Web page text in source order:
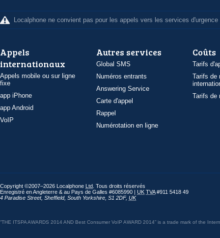
Localphone ne convient pas pour les appels vers les services d'urgence
Appels
internationaux
Appels mobile ou sur ligne
fixe
app iPhone
app Android
VoIP
Autres services
Global SMS
Numéros entrants
Answering Service
Carte d'appel
Rappel
Numérotation en ligne
Coûts
Tarifs
Tarifs de
Tarifs de
Copyright ©2007–2026 Localphone Ltd . Tous droits réservés
Enregistré en Angleterre & au Pays de Galles #6085990 | UK TVA#911 5418 49
4 Paradise Street, Sheffield, South Yorkshire S1 2DF, UK
“THE ITSPA AWARDS 2014 AND Best Consumer VoIP AWARD 2014” is a trade mark of the